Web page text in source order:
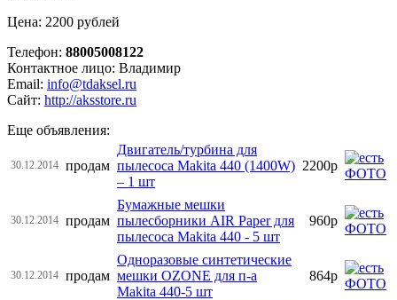
Цена: 2200 рублей
Телефон: 88005008122
Контактное лицо: Владимир
Email: info@tdaksel.ru
Сайт: http://aksstore.ru
Еще объявления:
30.12.2014 продам
Двигатель/турбина для
пылесоса Makita 440 (1400W)
– 1 шт
2200р
30.12.2014 продам
Бумажные мешки
пылесборники AIR Paper для
пылесоса Makita 440 - 5 шт
960р
30.12.2014 продам
Одноразовые синтетические
мешки OZONE для п-а
Makita 440-5 шт
864р